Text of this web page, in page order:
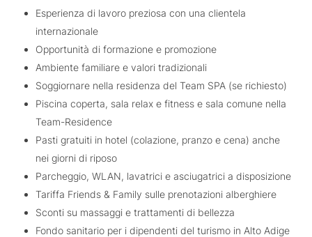
Esperienza di lavoro preziosa con una clientela
internazionale
Opportunità di formazione e promozione
Ambiente familiare e valori tradizionali
Soggiornare nella residenza del Team SPA (se richiesto)
Piscina coperta, sala relax e fitness e sala comune nella
Team-Residence
Pasti gratuiti in hotel (colazione, pranzo e cena) anche
nei giorni di riposo
Parcheggio, WLAN, lavatrici e asciugatrici a disposizione
Tariffa Friends & Family sulle prenotazioni alberghiere
Sconti su massaggi e trattamenti di bellezza
Fondo sanitario per i dipendenti del turismo in Alto Adige